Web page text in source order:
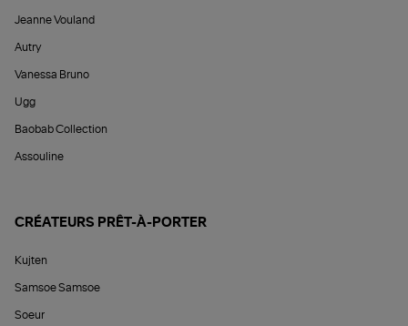
Jeanne Vouland
Autry
Vanessa Bruno
Ugg
Baobab Collection
Assouline
CRÉATEURS PRÊT-À-PORTER
Kujten
Samsoe Samsoe
Soeur